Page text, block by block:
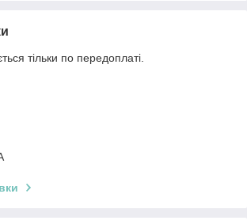
тільки по передоплаті.